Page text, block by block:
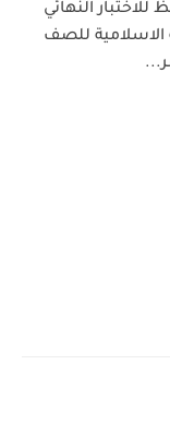
للاختبار النهائي
الاسلامية للصف